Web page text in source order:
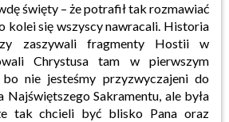
święty – że potrafił tak rozmawiać
kolei się wszyscy nawracali. Historia
zaszywali fragmenty Hostii w
Chrystusa tam w pierwszym
bo nie jesteśmy przyzwyczajeni do
Sakramentu, ale była
tak chcieli być blisko Pana oraz